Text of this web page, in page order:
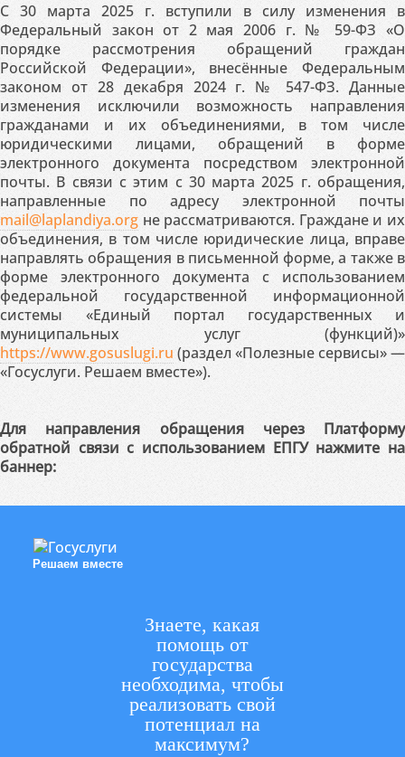
С 30 марта 2025 г. вступили в силу изменения в
Федеральный закон от 2 мая 2006 г. № 59-ФЗ «О
порядке рассмотрения обращений граждан
Российской Федерации», внесённые Федеральным
законом от 28 декабря 2024 г. № 547-ФЗ. Данные
изменения исключили возможность направления
гражданами и их объединениями, в том числе
юридическими лицами, обращений в форме
электронного документа посредством электронной
почты. В связи с этим с 30 марта 2025 г. обращения,
направленные по адресу электронной почты
mail@laplandiya.org не рассматриваются. Граждане и их
объединения, в том числе юридические лица, вправе
направлять обращения в письменной форме, а также в
форме электронного документа с использованием
федеральной государственной информационной
системы «Единый портал государственных и
муниципальных услуг (функций)»
https://www.gosuslugi.ru (раздел «Полезные сервисы» —
«Госуслуги. Решаем вместе»).
Для направления обращения через Платформу
обратной связи с использованием ЕПГУ нажмите на
баннер:
Решаем вместе
Знаете, какая
помощь от
государства
необходима, чтобы
реализовать свой
потенциал на
максимум?